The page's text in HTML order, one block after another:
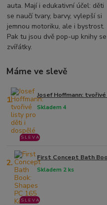
auta. Mají i edukativní účel: děti
se naučí tvary, barvy, vylepší si
jemnou motoriku, ale i bystrost.
Pak tu jsou dvě pop-up knihy se
zvířátky.
Máme ve slevě
1. Josef Hoffmann:
Skladem 4
S L E V A
2. First Concept Bath
Skladem 2 ks
S L E V A